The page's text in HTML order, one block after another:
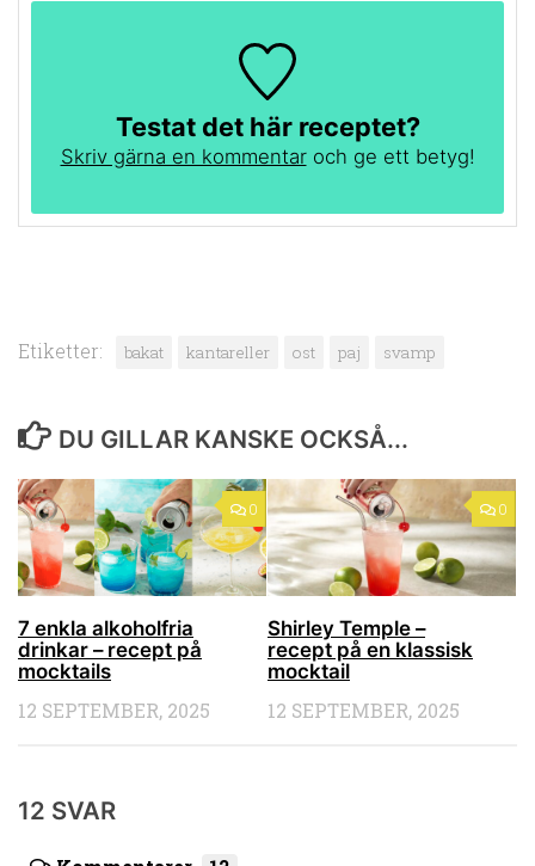
Testat det här receptet?
Skriv gärna en kommentaroch ge ett betyg!
Etiketter: bakat kantareller ost paj svamp
DU GILLAR KANSKE OCKSÅ...
0
7 enkla alkoholfria
drinkar – recept på
mocktails
12 SEPTEMBER, 2025
0
Shirley Temple –
recept på en klassisk
mocktail
12 SEPTEMBER, 2025
12 SVAR